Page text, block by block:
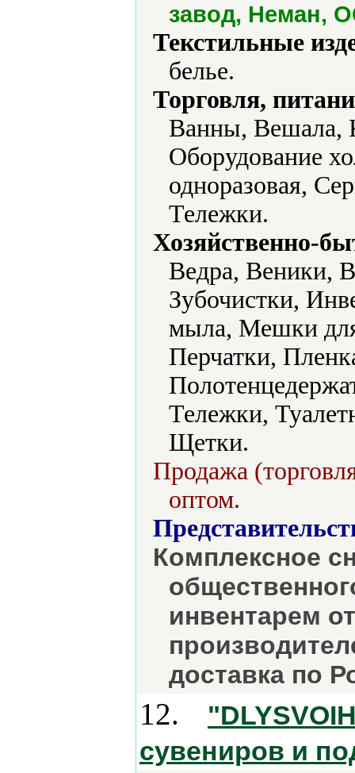
завод, Неман,
Текстильные
белье.
Торговля,
Ванны, Вешала,
Оборудование
одноразовая,
Тележки.
Хозяйственно-
Ведра, Веники,
Зубочистки,
мыла, Мешки
Перчатки,
Тележки,
Щетки.
Продажа
оптом.
Комплексное
инвентарем
доставка по
12.
сувениров и